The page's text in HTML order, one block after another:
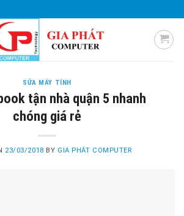
SỬA MÁY TÍNH
tận nhà quận 5 nhanh
chóng giá rẻ
23/03/2018 BY GIA PHÁT COMPUTER